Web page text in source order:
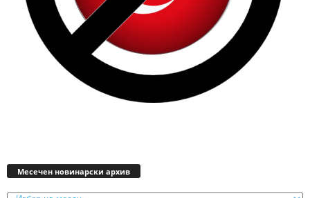
Месечен новинарски архив